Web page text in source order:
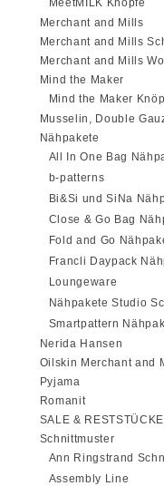
Merchant and Mills
Merchant and Mills
Merchant and Mills
Mind the Maker
Mind the Maker
Musselin, Double
Nähpakete
All In One Bag
b-patterns
Bi&Si und SiNa
Close & Go Bag
Fold and Go
Francli Daypack
Loungeware
Nähpakete Studio
Smartpattern
Nerida Hansen
Oilskin Merchant and
Pyjama
Romanit
SALE & RESTSTÜCKE
Schnittmuster
Ann Ringstrand
Assembly Line